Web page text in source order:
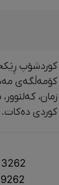
کوردشۆپ
کۆمەڵگەی
کوردی دەکات.